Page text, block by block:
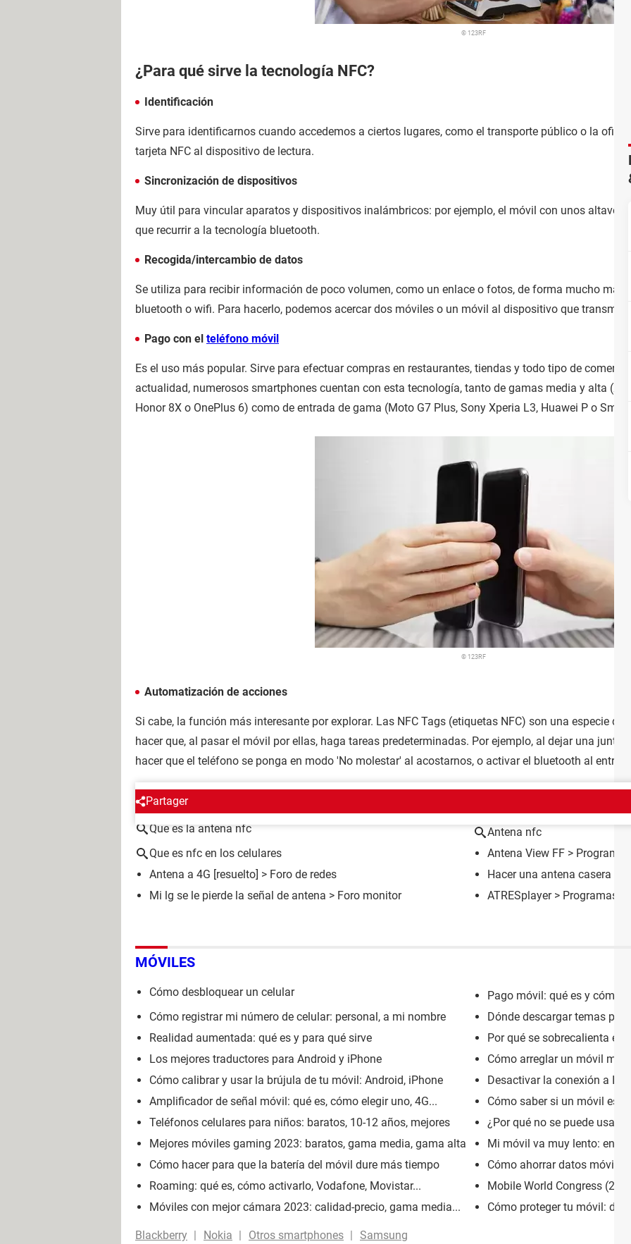
© 123RF
¿Para qué sirve la tecnología NFC?
Identificación
Sirve para identificarnos cuando accedemos a ciertos lugares, como el transporte público o la
tarjeta NFC al dispositivo de lectura.
Sincronización de dispositivos
Muy útil para vincular aparatos y dispositivos inalámbricos: por ejemplo, el móvil con unos
que recurrir a la tecnología bluetooth.
Recogida/intercambio de datos
Se utiliza para recibir información de poco volumen, como un enlace o fotos, de forma mucho más
bluetooth o wifi. Para hacerlo, podemos acercar dos móviles o un móvil al dispositivo que transmita
Pago con el teléfono móvil
Es el uso más popular. Sirve para efectuar compras en restaurantes, tiendas y todo tipo de
actualidad, numerosos smartphones cuentan con esta tecnología, tanto de gamas media y alta
Honor 8X o OnePlus 6) como de entrada de gama (Moto G7 Plus, Sony Xperia L3, Huawei P o Smart
© 123RF
Automatización de acciones
Si cabe, la función más interesante por explorar. Las NFC Tags (etiquetas NFC) son una especie de
hacer que, al pasar el móvil por ellas, haga tareas predeterminadas. Por ejemplo, al dejar una junto
hacer que el teléfono se ponga en modo 'No molestar' al acostarnos, o activar el bluetooth al entrar
Partager
ALREDEDOR DEL MISMO TEMA
Que es la antena nfc
Antena nfc
Que es nfc en los celulares
Antena View FF >
Antena a 4G [resuelto] > Foro de redes Hacer una antena casera
Mi lg se le pierde la señal de antena > Foro monitor ATRESplayer> Programas -
MÓVILES
Cómo desbloquear un celular
Pago móvil: qué es y cómo
Cómo registrar mi número de celular: personal, a mi nombre
Dónde descargar temas
Realidad aumentada: qué es y para qué sirve
Por qué se sobrecalienta el
Los mejores traductores para Android y iPhone
Cómo arreglar un móvil
Cómo calibrar y usar la brújula de tu móvil: Android, iPhone
Desactivar la conexión a
Amplificador de señal móvil: qué es, cómo elegir uno, 4G...
Cómo saber si un móvil es
Teléfonos celulares para niños: baratos, 10-12 años, mejores
¿Por qué no se puede usar el
Mejores móviles gaming 2023: baratos, gama media, gama alta
Mi móvil va muy lento: en
Cómo hacer para que la batería del móvil dure más tiempo
Cómo ahorrar datos móviles:
Roaming: qué es, cómo activarlo, Vodafone, Movistar...
Mobile World Congress
Móviles con mejor cámara 2023: calidad-precio, gama media...
Cómo proteger tu móvil: del
Blackberry Nokia Otros smartphones Samsung